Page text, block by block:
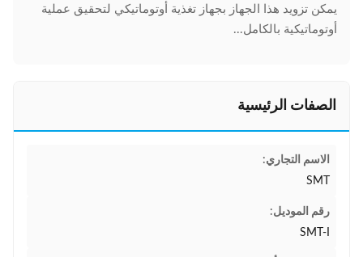
يمكن تزويد هذا الجهاز بجهاز تغذية أوتوماتيكي لتحقيق عملية
أوتوماتيكية بالكامل...
الصفات الرئيسية
الاسم التجاري:
SMT
رقم الموديل:
SMT-I